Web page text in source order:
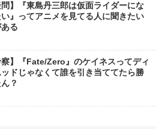
問】『東島丹三郎は仮面ライダーにな
い』ってアニメを見てる人に聞きたい
る
察】『Fate/Zero』のケイネスってディ
ドじゃなくて誰を引き当ててたら勝
？